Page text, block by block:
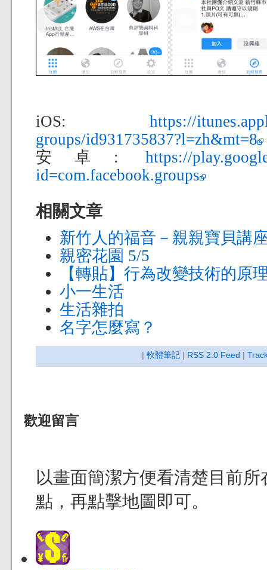
iOS: https://
groups/id931735837?l=zh&mt=8
安卓: https://
id=com.facebook.groups
相關文章
新竹人的福音－親親寶貝講
親密花園 5/5
【轉貼】行為改變技術的原
小一生活
生活雜拍
名字怎麼寫？
| 軟體筆記 | RSS 2.0 Feed |
歡迎留言
以畫面簡潔方便看清楚目前
點，再點擊地圖即可。